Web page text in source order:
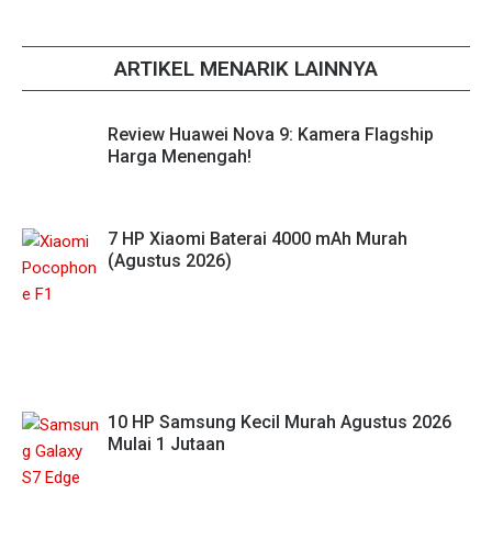
ARTIKEL MENARIK LAINNYA
Review Huawei Nova 9: Kamera Flagship
Harga Menengah!
7 HP Xiaomi Baterai 4000 mAh Murah
(Agustus 2026)
10 HP Samsung Kecil Murah Agustus 2026
Mulai 1 Jutaan